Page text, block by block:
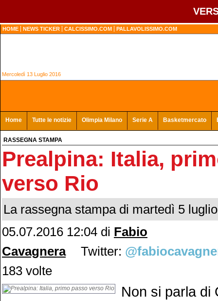
HOME NEWS TICKER CALCISSIMO.COM PALLAVOLISSIMO.COM
Mercoledì 13 Luglio 2016
Home Tutte le notizie Olimpia Milano Serie A Basketmercato
RASSEGNA STAMPA
Prealpina: Italia,
verso Rio
La rassegna stampa di martedì 5
05.07.2016 12:04 di Fabio
Cavagnera
Twitter:
183 volte
Non si parla di